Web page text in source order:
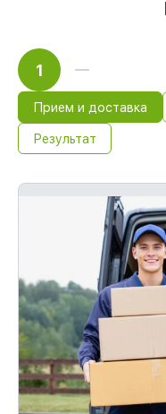
1
Прием и доставка
Результат